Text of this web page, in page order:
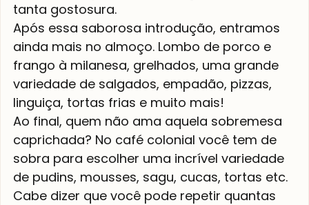
tanta gostosura.
Após essa saborosa introdução, entramos
ainda mais no almoço. Lombo de porco e
frango à milanesa, grelhados, uma grande
variedade de salgados, empadão, pizzas,
linguiça, tortas frias e muito mais!
Ao final, quem não ama aquela sobremesa
caprichada? No café colonial você tem de
sobra para escolher uma incrível variedade
de pudins, mousses, sagu, cucas, tortas etc.
Cabe dizer que você pode repetir quantas